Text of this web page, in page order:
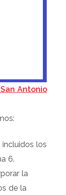
Antonio
los
6.
la
de la